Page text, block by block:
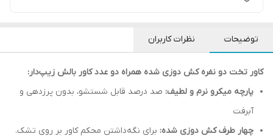
توضیحات نظرات کاربران
کاور تخت دو نفره کش دوزی شده همراه دو عدد کاور بالش زیپ‌دار:
پارچه میکرو نرم و لطیف: صد درصد قابل شستشو، بدون پرزدهی و
آبرفت
چهار طرف کش دوزی شده: برای نگه‌داشتن محکم کاور بر روی تشک.